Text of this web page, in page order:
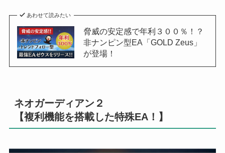
あわせて読みたい
脅威の安定感で年利３００％！？
非ナンピン型EA「GOLD Zeus」
が登場！
ネオガーディアン２
【複利機能を搭載した特殊EA！】